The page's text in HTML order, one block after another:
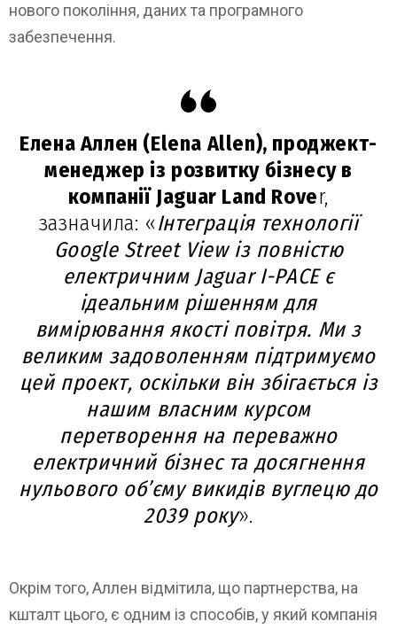
нового покоління, даних та програмного
забезпечення.
Елена Аллен (Elena Allen), проджект-
менеджер із розвитку бізнесу в
компанії Jaguar Land Rover,
зазначила: «Інтеграція технології
Google Street View із повністю
електричним Jaguar I-PACE є
ідеальним рішенням для
вимірювання якості повітря. Ми з
великим задоволенням підтримуємо
цей проект, оскільки він збігається із
нашим власним курсом
перетворення на переважно
електричний бізнес та досягнення
нульового об’єму викидів вуглецю до
2039 року».
Окрім того, Аллен відмітила, що партнерства, на
кшталт цього, є одним із способів, у який компанія